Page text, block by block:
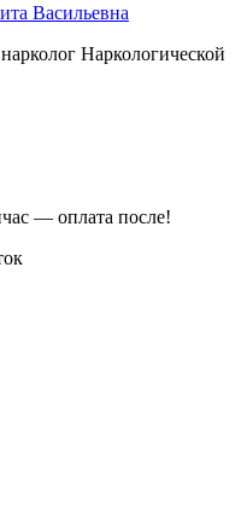
Васильевна
Наркологической
— оплата после!